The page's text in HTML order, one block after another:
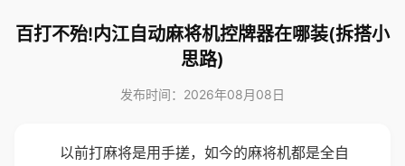
百打不殆!内江自动麻将机控牌器在哪装(拆搭小
思路)
发布时间：2026年08月08日
以前打麻将是用手搓，如今的麻将机都是全自